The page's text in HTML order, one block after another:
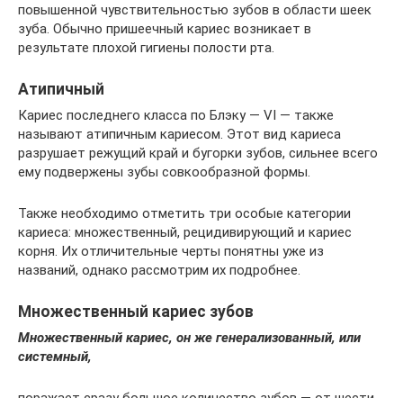
повышенной чувствительностью зубов в области шеек
зуба. Обычно пришеечный кариес возникает в
результате плохой гигиены полости рта.
Атипичный
Кариес последнего класса по Блэку — VI — также
называют атипичным кариесом. Этот вид кариеса
разрушает режущий край и бугорки зубов, сильнее всего
ему подвержены зубы совкообразной формы.
Также необходимо отметить три особые категории
кариеса: множественный, рецидивирующий и кариес
корня. Их отличительные черты понятны уже из
названий, однако рассмотрим их подробнее.
Множественный кариес зубов
Множественный кариес, он же генерализованный, или
системный,